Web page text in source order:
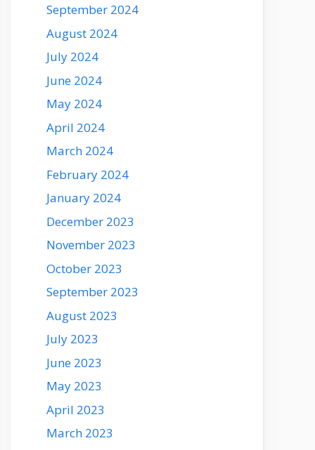
September 2024
August 2024
July 2024
June 2024
May 2024
April 2024
March 2024
February 2024
January 2024
December 2023
November 2023
October 2023
September 2023
August 2023
July 2023
June 2023
May 2023
April 2023
March 2023